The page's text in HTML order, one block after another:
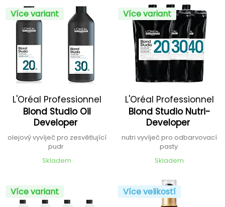
Více variant
L'Oréal Professionnel
Blond Studio Oil
Developer
olejový vyvíječ pro zesvětlující
pudr
Skladem
Více variant
L'Oréal Professionnel
Blond Studio Nutri-
Developer
nutri vyvíječ pro odbarvovací
pasty
Skladem
Více variant Více velikostí